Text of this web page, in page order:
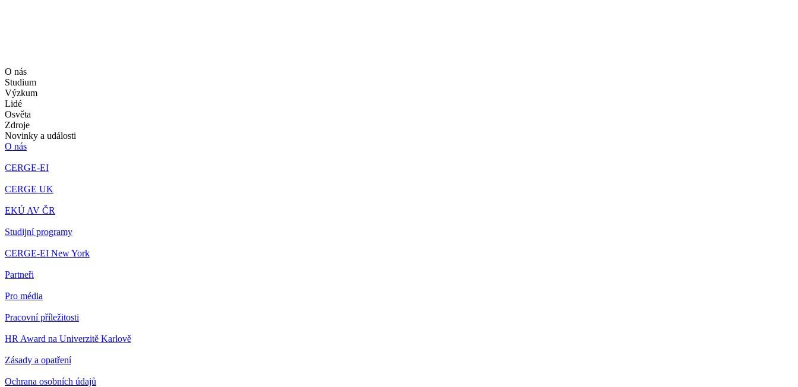
O nás
Studium
Výzkum
Lidé
Osvěta
Zdroje
Novinky a události
O nás
CERGE-EI
CERGE UK
EKÚ AV ČR
Studijní programy
CERGE-EI New York
Partneři
Pro média
Pracovní příležitosti
HR Award na Univerzitě Karlově
Zásady a opatření
Ochrana osobních údajů